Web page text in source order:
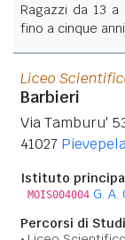
Ragazzi da 13
fino a cinque
Liceo
Barbieri
Via Tamburu'
41027
Istituto
MOIS004004 G. A.
Percorsi di